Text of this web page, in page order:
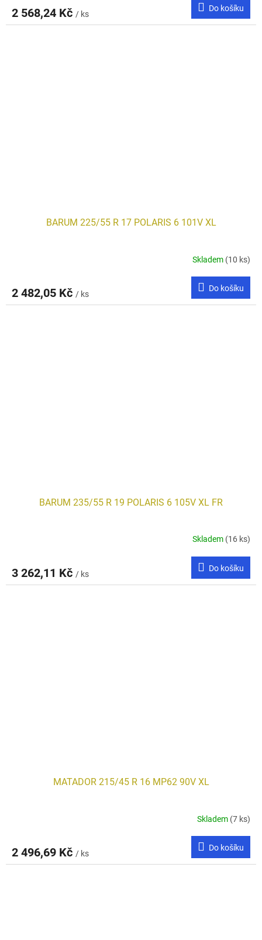
2 568,24 Kč / ks
Do košíku
BARUM 225/55 R 17 POLARIS 6 101V XL
Skladem (10 ks)
2 482,05 Kč / ks
Do košíku
BARUM 235/55 R 19 POLARIS 6 105V XL FR
Skladem (16 ks)
3 262,11 Kč / ks
Do košíku
MATADOR 215/45 R 16 MP62 90V XL
Skladem (7 ks)
2 496,69 Kč / ks
Do košíku